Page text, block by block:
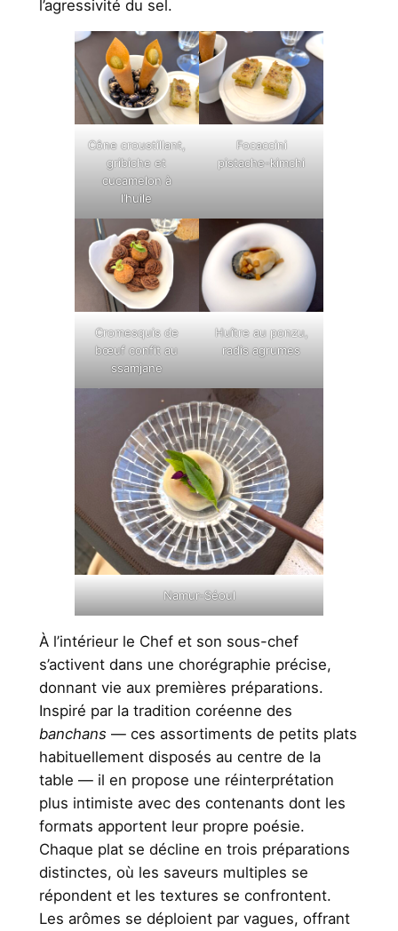
l’agressivité du sel.
Cône croustillant,
gribiche et
cucamelon à
l’huile
Focaccini
pistache-kimchi
Cromesquis de
bœuf confit au
ssamjane
Huître au ponzu,
radis agrumes
Namur-Séoul
À l’intérieur le Chef et son sous-chef
s’activent dans une chorégraphie précise,
donnant vie aux premières préparations.
Inspiré par la tradition coréenne des
banchans — ces assortiments de petits plats
habituellement disposés au centre de la
table — il en propose une réinterprétation
plus intimiste avec des contenants dont les
formats apportent leur propre poésie.
Chaque plat se décline en trois préparations
distinctes, où les saveurs multiples se
répondent et les textures se confrontent.
Les arômes se déploient par vagues, offrant